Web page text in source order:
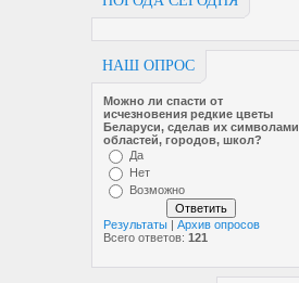
НАШ ОПРОС
Можно ли спасти от
исчезновен­ия редкие цветы
Беларуси, сделав их символами
областей, городов, школ?
Да
Нет
Возможно
Результаты | Архив опросов
Всего ответов: 121